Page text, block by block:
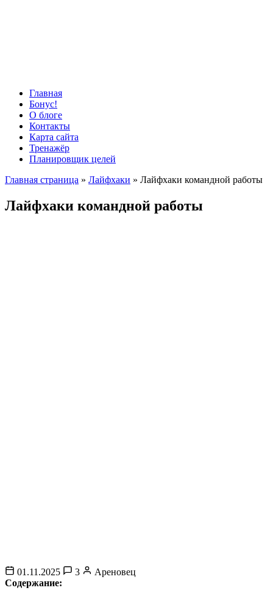
Главная
Бонус!
О блоге
Контакты
Карта сайта
Тренажёр
Планировщик целей
Главная страница » Лайфхаки » Лайфхаки командной работы
Лайфхаки командной работы
01.11.2025 3
Ареновец
Содержание: